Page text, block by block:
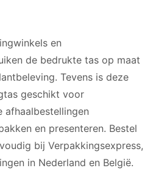
en
de bedrukte tas op maat
Tevens is deze
geschikt voor
afhaalbestellingen
en presenteren. Bestel
bij Verpakkingsexpress,
in Nederland en België.